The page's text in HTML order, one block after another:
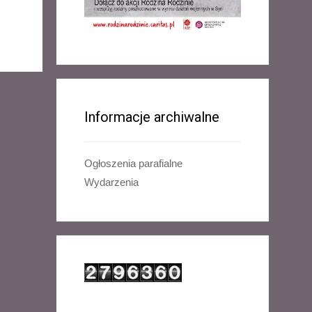
Informacje archiwalne
Ogłoszenia parafialne
Wydarzenia